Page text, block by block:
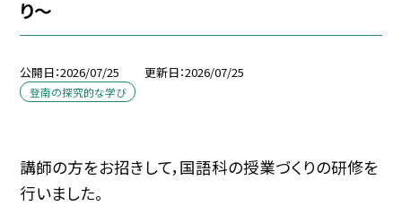
り～
公開日 2026/07/25 更新日 2026/07/25
登南の探究的な学び
講師の方をお招きして，国語科の授業づくりの研修を
行いました。